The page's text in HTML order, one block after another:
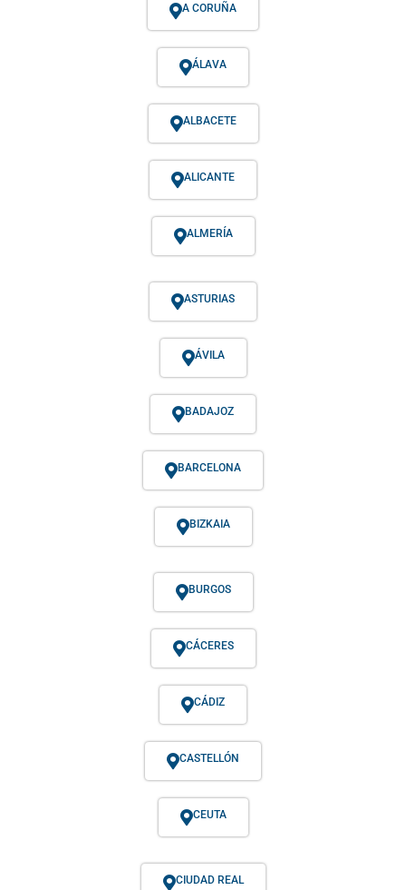
A CORUÑA
ÁLAVA
ALBACETE
ALICANTE
ALMERÍA
ASTURIAS
ÁVILA
BADAJOZ
BARCELONA
BIZKAIA
BURGOS
CÁCERES
CÁDIZ
CASTELLÓN
CEUTA
CIUDAD REAL